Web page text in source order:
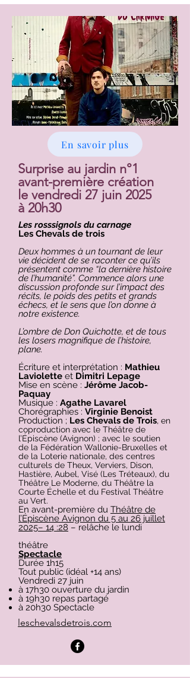
En savoir plus
Surprise au jardin n°1
avant-première création
le vendredi 27 juin 2025
à 20h30
Les rosssignols du carnage
Les Chevals de trois
Deux hommes à un tournant de leur
vie décident de se raconter ce qu’ils
présentent comme “la dernière histoire
de l’humanité”. Commence alors une
discussion profonde sur l’impact des
récits, le poids des petits et grands
échecs, et le sens que l’on donne à
notre existence.
L’ombre de Don Quichotte, et de tous
les losers magnifique de l’histoire,
plane.
Écriture et interprétation : Mathieu
Laviolette et Dimitri Lepage
Mise en scène : Jérôme Jacob-
Paquay
Musique : Agathe Lavarel
Chorégraphies : Virginie Benoist
Production ; Les Chevals de Trois, en
coproduction avec le Théâtre de
l’Épiscène (Avignon) ; avec le soutien
de la Fédération Wallonie-Bruxelles et
de la Loterie nationale, des centres
culturels de Theux, Verviers, Dison,
Hastière, Aubel, Visé (Les Tréteaux), du
Théâtre Le Moderne, du Théâtre la
Courte Échelle et du Festival Théâtre
au Vert.
En avant-première du Théâtre de
l’Épiscène Avignon du 5 au 26 juillet
2025– 14 :28 – relâche le lundi
théâtre
Spectacle
Durée 1h15
Tout public (idéal +14 ans)
Vendredi 27 juin
à 17h30 ouverture du jardin
à 19h30 repas partagé
à 20h30 Spectacle
leschevalsdetrois.com